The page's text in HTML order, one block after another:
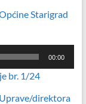
Starigrad
00:00
br. 1/24
direktora